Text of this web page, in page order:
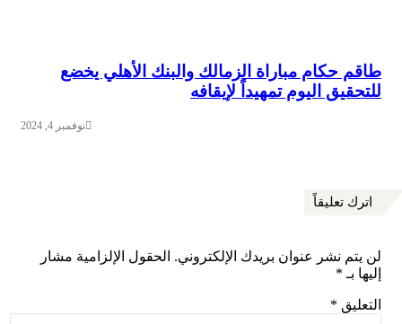
طاقم حكام مباراة الزمالك والبنك الأهلي يخضع
للتحقيق اليوم تمهيداً لإيقافه
نوفمبر 4, 2024
اترك تعليقاً
لن يتم نشر عنوان بريدك الإلكتروني. الحقول الإلزامية مشار
إليها بـ *
التعليق *